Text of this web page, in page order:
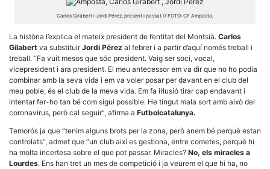
Carlos Girabert i Jordi Pérez, present i passat // FOTO: CF Amposta,
La història l’explica el mateix president de l’entitat del Montsià. Carlos
Gilabert va substituirJordi Pérez al febrer i a partir d’aquí només treball i
treball. “Fa vuit mesos que sóc president. Vaig ser soci, vocal,
vicepresident i ara president. El meu antecessor em va dir que no ho podia
combinar amb la seva vida i em va voler posar per davant en el club del
meu poble, és el club de la meva vida. Em fa il·lusió tirar cap endavant i
intentar fer-ho tan bé com sigui possible. He tingut mala sort amb això del
coronavirus, però cal seguir”, afirma a Futbolcatalunya.
Temorós ja que “tenim alguns brots per la zona, però anem bé perquè estan
controlats”, admet que “un club així es gestiona, entre cometes, perquè hi
ha molta incertesa sobre el que pot passar. Miracles? No, els miracles a
Lourdes. Ens han tret un mes de competició i ja veurem el que hi ha, no
Necessàries